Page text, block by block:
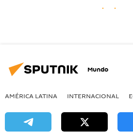
Mundo
AMÉRICA LATINA INTERNACIONAL